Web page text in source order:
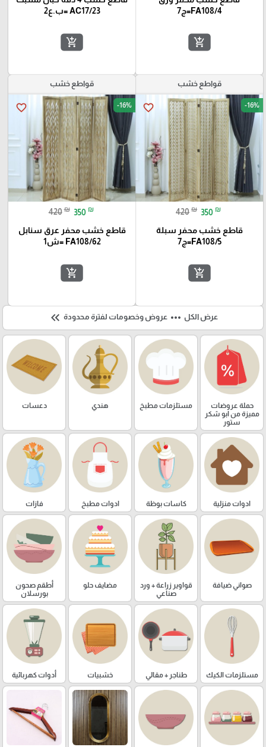
FA108/4=ج7
add_shopping_cart
AC17/23 =ب.ع2
add_shopping_cart
قواطع خشب
favorite_border -16%
420 ₪ 350 ₪
قاطع خشب محفر سبلة
FA108/5=ج7
add_shopping_cart
قواطع خشب
favorite_border -16%
420 ₪ 350 ₪
قاطع خشب محفر عرق سنابل
FA108/62 =ش1
add_shopping_cart
عرض الكل more_horiz عروض وخصومات لفترة محدودة keyboard_double_arrow_left
حملة عروضات
مميزة من ابو شكر
ستور
مستلزمات مطبخ هندي دعسات
ادوات منزلية كاسات بوظة ادوات مطبخ فازات
صواني ضيافة
قواوير زراعة + ورد
صناعي
مضايف حلو
أطقم صحون
بورسلان
مستلزمات الكيك طناجر + مقالي خشبيات أدوات كهربائية